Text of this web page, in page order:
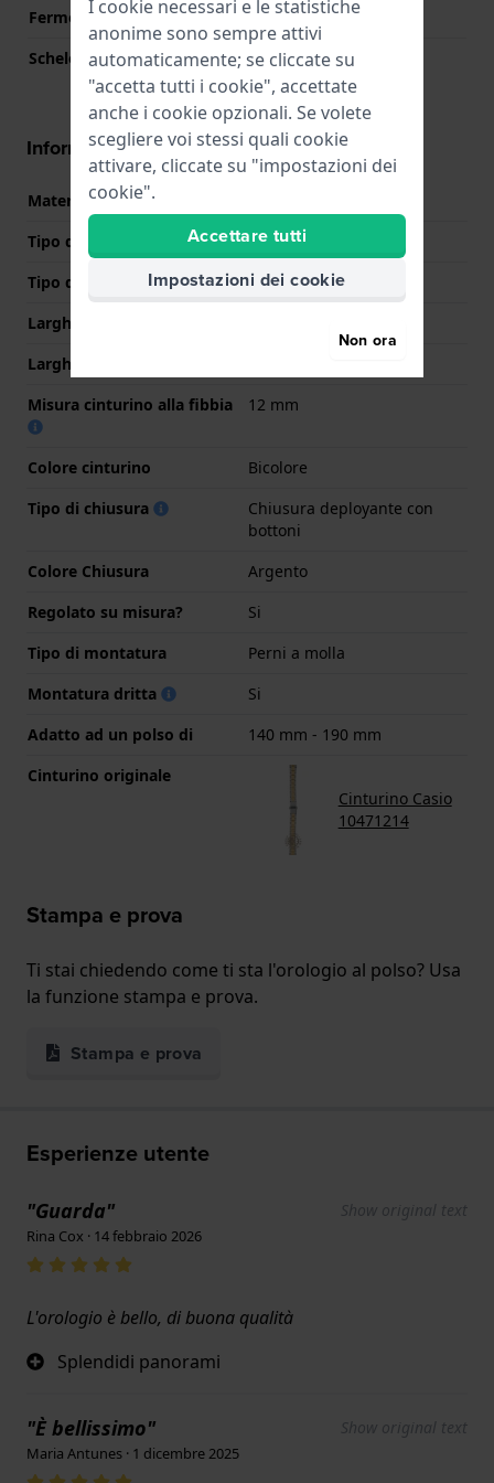
Fermo macchina
Si
Scheletrato
No
Informazioni sul cinturino
Materiale Cinturino
Tipo di materiale
Tipo di cinturino
Bracciale a maglie
Larghezza cinturino
Larghezza tra Anse
Misura cinturino alla fibbia
12 mm
Colore cinturino
Bicolore
Tipo di chiusura
Chiusura deployante con
bottoni
Colore Chiusura
Argento
Regolato su misura?
Si
Tipo di montatura
Perni a molla
Montatura dritta
Si
Adatto ad un polso di
140 mm - 190 mm
Cinturino originale
Cinturino Casio
10471214
Stampa e prova
Ti stai chiedendo come ti sta l'orologio al polso? Usa
la funzione stampa e prova.
Stampa e prova
Esperienze utente
"Guarda" Show original text
Rina Cox · 14 febbraio 2026
L'orologio è bello, di buona qualità
Splendidi panorami
"È bellissimo" Show original text
Maria Antunes · 1 dicembre 2025
I cookie necessari e le statistiche
anonime sono sempre attivi
automaticamente; se cliccate su
"accetta tutti i cookie", accettate
anche i cookie opzionali. Se volete
scegliere voi stessi quali cookie
attivare, cliccate su "impostazioni dei
cookie".
Accettare tutti
Impostazioni dei cookie
Non ora